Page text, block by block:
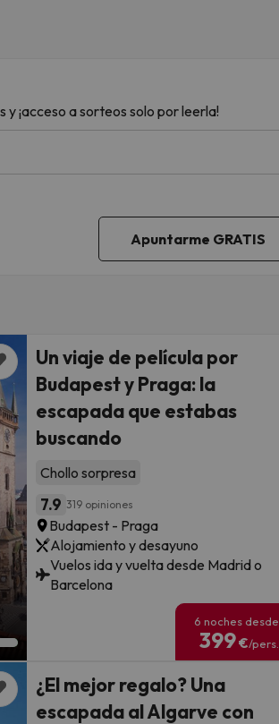
¡acceso a sorteos solo por leerla!
Un viaje de película por
Budapest y Praga: la
escapada que estabas
buscando
Chollo sorpresa
7.9 319 opiniones
Budapest - Praga
Alojamiento y desayuno
Vuelos ida y vuelta desde Madrid o
Barcelona
6 noches desde
399€/pers.
¿El mejor regalo? Una
escapada al Algarve con